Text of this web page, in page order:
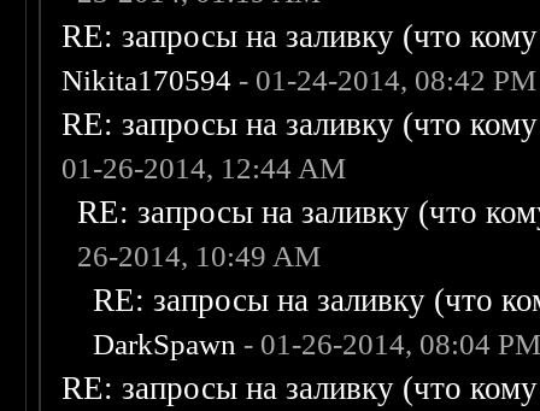
RE: запросы на заливку (что
Nikita170594 - 01-24-2014, 08:42 PM
RE: запросы на заливку (что
01-26-2014, 12:44 AM
RE: запросы на заливку (что
26-2014, 10:49 AM
RE: запросы на заливку (что
DarkSpawn - 01-26-2014, 08:04
RE: запросы на заливку (что